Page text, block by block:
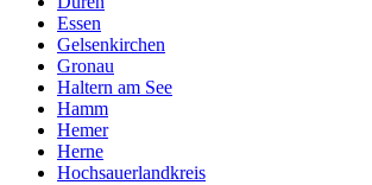
Essen
Gelsenkirchen
Gronau
Haltern am See
Hamm
Hemer
Herne
Hochsauerlandkreis